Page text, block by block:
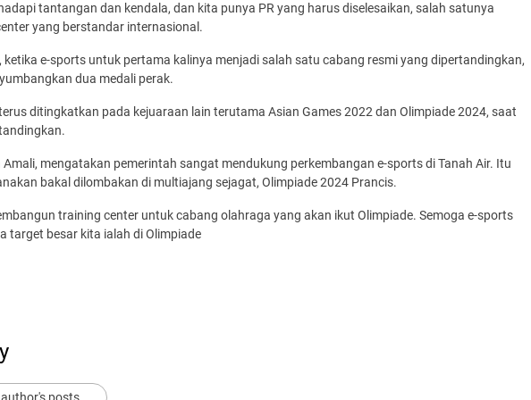
tantangan dan ­kendala, dan kita punya PR yang harus diselesaikan, salah satunya
yang berstandar ­internasional.
ketika e-sports untuk pertama kalinya menjadi salah satu cabang resmi yang dipertandingkan,
dua medali perak.
ditingkatkan pada kejuaraan lain terutama Asian Games 2022 dan Olimpiade 2024, saat
mengatakan pemerintah sangat mendukung perkembangan e-sports di Tanah Air. Itu
bakal dilombakan di multiajang sejagat, Olimpiade 2024 Prancis.
training center untuk cabang olahraga yang akan ikut Olimpiade. Semoga ­e-sports
target besar kita ialah di Olimpiade